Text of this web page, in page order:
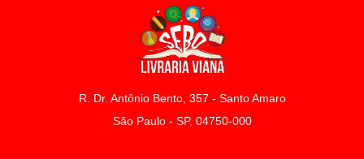
R. Dr. Antônio Bento, 357 - Santo Amaro
São Paulo - SP, 04750-000